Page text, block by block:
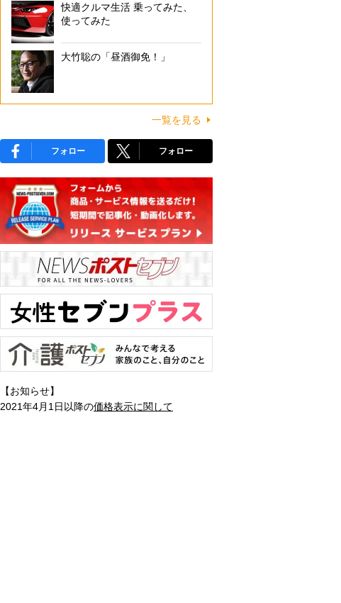
快適クルマ生活 乗ってみた、
使ってみた
大竹聡の「昼酒御免！」
一覧を見る
フォロー フォロー
【お知らせ】
2021年4月1日以降の価格表示に関して